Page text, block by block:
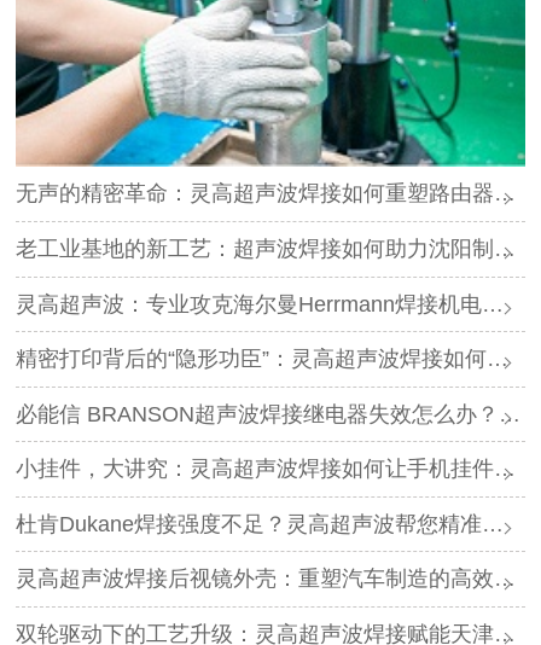
无声的精密革命：灵高超声波焊接如何重塑路由器外壳制造？
老工业基地的新工艺：超声波焊接如何助力沈阳制造转型？
灵高超声波：专业攻克海尔曼Herrmann焊接机电路板短路难题
精密打印背后的“隐形功臣”：灵高超声波焊接如何让喷墨头支架更可靠？
必能信 BRANSON超声波焊接继电器失效怎么办？灵高超声波“四步维修法”精准破局
小挂件，大讲究：灵高超声波焊接如何让手机挂件更“抗造”？
杜肯Dukane焊接强度不足？灵高超声波帮您精准破局
灵高超声波焊接后视镜外壳：重塑汽车制造的高效与美学
双轮驱动下的工艺升级：灵高超声波焊接赋能天津汽车与电子产业